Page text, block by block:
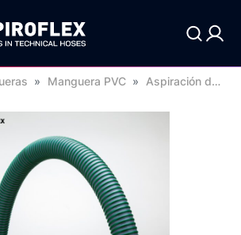
» Manguera PVC » Aspiración de líquidos